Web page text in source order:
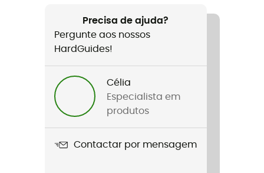
Ecomaterial / Origem Europeia Garantida
Precisa de ajuda?
Pergunte aos nossos
HardGuides!
Célia
Especialista em
produtos
Contactar por mensagem